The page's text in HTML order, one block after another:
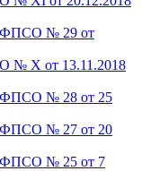
ФПСО № 29 от
№ X от 13.11.2018
ФПСО № 28 от 25
ФПСО № 27 от 20
ФПСО № 25 от 7